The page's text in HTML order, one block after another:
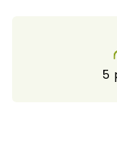
Přihlášení5